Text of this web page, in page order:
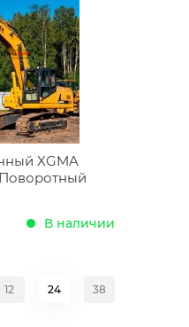
XGMA
Поворотный
В наличии
12 24 38